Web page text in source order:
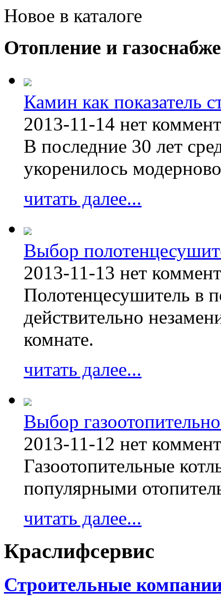
Новое в каталоге
Отопление и
Камин как показатель
2013-11-14 нет
В последние 30 лет
укоренилось
читать далее...
Выбор
2013-11-13 нет
Полотенцесушитель в
действительно
комнате.
читать далее...
Выбор
2013-11-12 нет
Газоотопительные
популярными
читать далее...
Краслифсервис
Строительные